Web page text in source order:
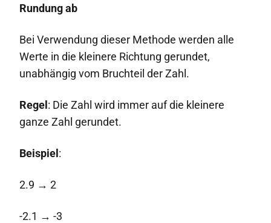
Rundung ab
Bei Verwendung dieser Methode werden alle
Werte in die kleinere Richtung gerundet,
unabhängig vom Bruchteil der Zahl.
Regel : Die Zahl wird immer auf die kleinere
ganze Zahl gerundet.
Beispiel :
2.9 → 2
-2.1 → -3